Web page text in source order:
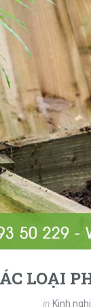
LOẠI
in Kinh